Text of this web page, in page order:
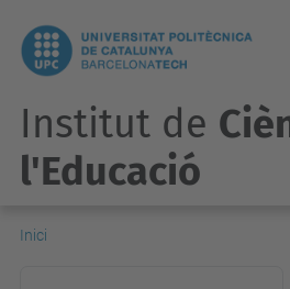
Institut de
l'Educació
Inici